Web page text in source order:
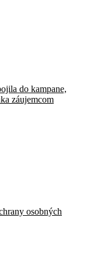
do kampane,
záujemcom
osobných